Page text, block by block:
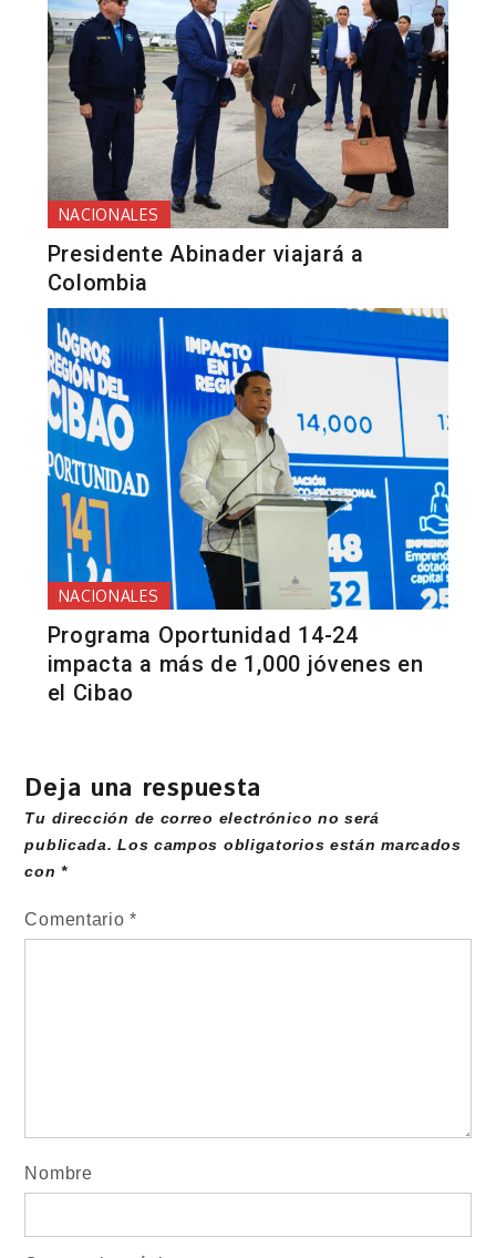
NACIONALES
Presidente Abinader viajará a
Colombia
NACIONALES
Programa Oportunidad 14-24
impacta a más de 1,000 jóvenes en
el Cibao
Deja una respuesta
Tu dirección de correo electrónico no será
publicada. Los campos obligatorios están marcados
con*
Comentario*
Nombre